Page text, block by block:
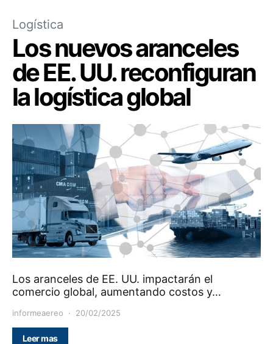
Logística
Los nuevos aranceles
de EE. UU. reconfiguran
la logística global
Los aranceles de EE. UU. impactarán el
comercio global, aumentando costos y…
informeaereo 20/02/2025
Leer mas